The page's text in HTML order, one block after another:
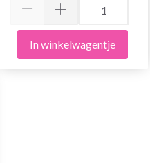
In winkelwagentje